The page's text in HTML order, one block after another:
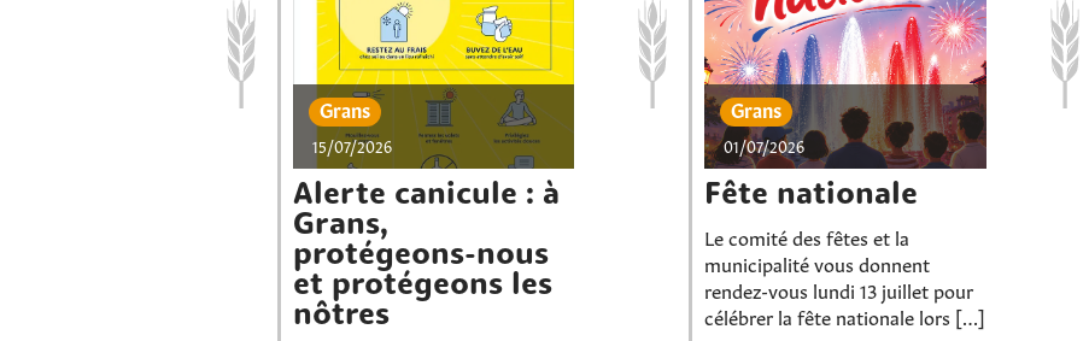
Grans
15/07/2026
Alerte canicule : à
Grans,
protégeons-nous
et protégeons les
nôtres
Grans
01/07/2026
Fête nationale
Le comité des fêtes et la
municipalité vous donnent
rendez-vous lundi 13 juillet pour
célébrer la fête nationale lors […]